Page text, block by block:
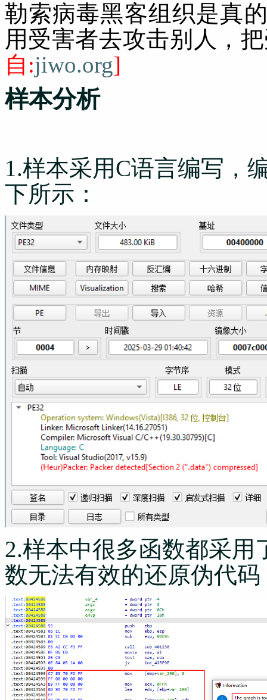
勒索病毒黑客组织是真
用受害者去攻击别人，
自:jiwo.org]
样本分析
1.样本采用C语言编写，
下所示：
2.样本中很多函数都采用
数无法有效的还原伪代